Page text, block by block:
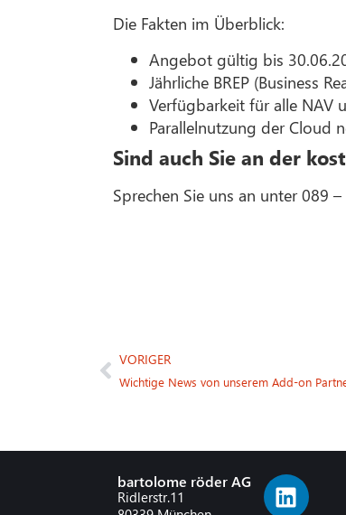
Die Fakten im Überblick:
Angebot gültig bis
Jährliche BREP (Business
Verfügbarkeit für alle NAV
Parallelnutzung der Cloud
Sind auch Sie an der
Sprechen Sie uns an unter 089
VORIGER
Wichtige News von unserem Add-on
bartolome röder AG
Ridlerstr.11